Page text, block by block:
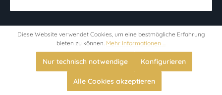
Diese Website verwendet Cookies, um eine bestmögliche Erfahrung
bieten zu können. Mehr Informationen ...
Nur technisch notwendige Konfigurieren
Alle Cookies akzeptieren